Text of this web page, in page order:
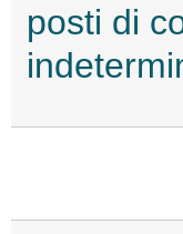
posti di